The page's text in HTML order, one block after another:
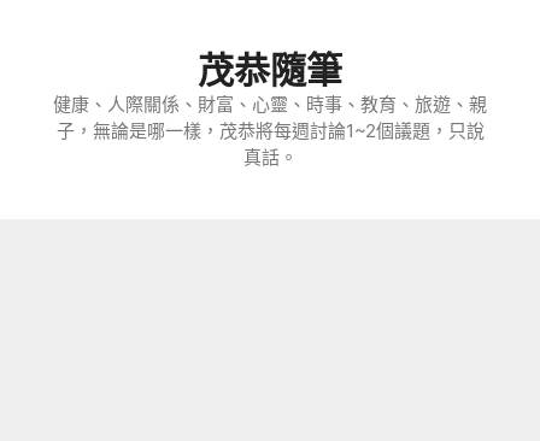
茂恭隨筆
健康、人際關係、財富、心靈、時事、教育、旅遊、親
子，無論是哪一樣，茂恭將每週討論1~2個議題，只說
真話。